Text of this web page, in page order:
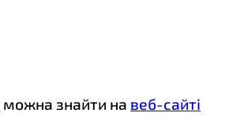
можна знайти на веб-сайті